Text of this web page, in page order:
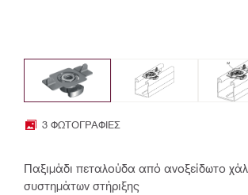
3 ΦΩΤΟΓΡΑΦΊΕΣ
Παξιμάδι πεταλούδα από ανοξείδωτο
συστημάτων στήριξης